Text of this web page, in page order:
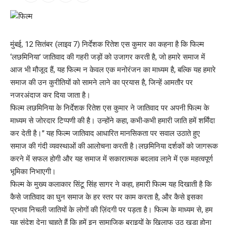
मुंबई, 12 सितंबर (लाइव 7) निर्देशक रितेश एस कुमार का कहना है कि फिल्म
‘लछमिनिया’ जातिवाद की गहरी जड़ों को उजागर करती है, जो हमारे समाज में
आज भी मौजूद हैं, यह फिल्म न केवल एक मनोरंजन का माध्यम है, बल्कि यह हमारे
समाज की उन कुरीतियों को सामने लाने का प्रयास है, जिन्हें आमतौर पर
नजरअंदाज कर दिया जाता है।
फिल्म लछमिनिया के निर्देशक रितेश एस कुमार ने जातिवाद पर अपनी फिल्म के
माध्यम से जोरदार टिप्पणी की है। उन्होंने कहा, कभी-कभी हमारी जाति हमें शर्मिंदा
कर देती है।” यह फिल्म जातिवाद आधारित मानसिकता पर सवाल उठाते हुए
समाज की गंदी व्यवस्थाओं की आलोचना करती है।लछमिनिया दर्शकों को जागरूक
करने में सफल होगी और यह समाज में सकारात्मक बदलाव लाने में एक महत्वपूर्ण
भूमिका निभाएगी।
फिल्म के मुख्य कलाकार सिंटू सिंह सागर ने कहा, हमारी फिल्म यह दिखाती है कि
कैसे जातिवाद का घुन समाज के हर स्तर पर काम करता है, और कैसे इसका
प्रभाव निचली जातियों के लोगों की ज़िंदगी पर पड़ता है। फिल्म के माध्यम से, हम
यह संदेश देना चाहते हैं कि हमें इन सामाजिक बुराइयों के खिलाफ उठ खड़ा होना